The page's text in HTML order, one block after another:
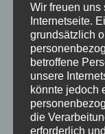
Einsatzart:FEUK
Einsatzort:Otto-
Fahrzeuge:FF
Weitere Kräfte:
Einsatzbericht:
Wir freuen uns
Internetseite.
grundsätzlich
betroffene
unsere
könnte jedoch
die
erforderlich